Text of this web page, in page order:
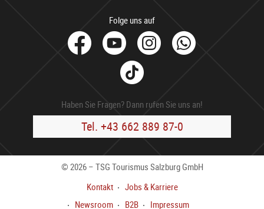
Folge uns auf
facebook
YoutubeInstagram
Tik
Tok
Haben Sie Fragen? Dann rufen Sie uns an!
Tel. +43 662 889 87-0
© 2026 – TSG Tourismus Salzburg GmbH
Kontakt
Jobs & Karriere
Newsroom
B2B Impressum